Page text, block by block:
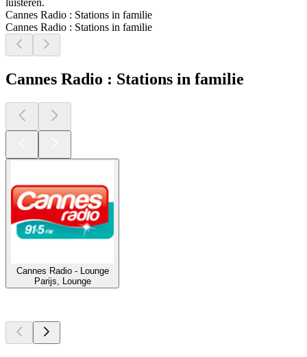
luisteren.
Cannes Radio : Stations in familie
Cannes Radio : Stations in familie
Cannes Radio : Stations in familie
Cannes Radio - Lounge
Parijs, Lounge